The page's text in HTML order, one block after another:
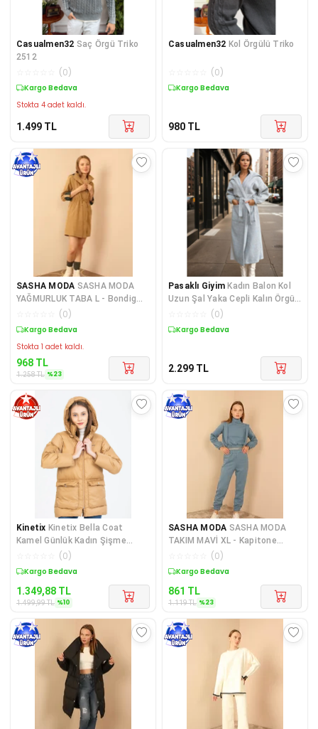
Casualmen32 Saç Örgü Triko
2512
(0)
Kargo Bedava
Stokta 4 adet kaldı.
1.499 TL
Casualmen32 Kol Örgülü Triko
(0)
Kargo Bedava
980 TL
SASHA MODA SASHA MODA
YAĞMURLUK TABA L - Bondig
Kumaş Kapşonlu Uzun Kadın Ya
(0)
Sepette %23 İndirim
Stokta 1 adet kaldı.
968 TL
1.258TL %23
Pasaklı Giyim Kadın Balon Kol
Uzun Şal Yaka Cepli Kalın Örgü
Triko Salaş Kaban
(0)
Kargo Bedava
2.299 TL
Kinetix Kinetix Bella Coat
Kamel Günlük Kadın Şişme
(0)
Sepette %10 İndirim
1.349,88 TL
1.499,99TL %10
SASHA MODA SASHA MODA
TAKIM MAVİ XL - Kapitone
Kumaş Boğazlı Yaka Omuz
(0)
Sepette %23 İndirim
861 TL
1.119TL %23